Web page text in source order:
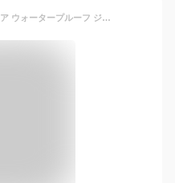
エスティ ローダー ダブル ウェア ウォータープルーフ ジェル アイ ペンシル ESTEE LAUDER | ダブルウェア ペンシルアイライナー アイライナー ジェルアイライナー